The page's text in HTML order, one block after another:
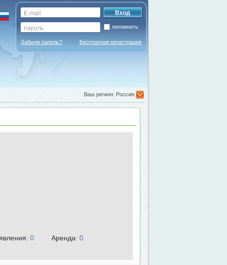
запомнить
Забыли пароль? Бесплатная регистрация
Ваш регион: Россия
0 Аренда: 0